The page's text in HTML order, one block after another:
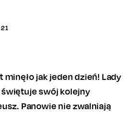
minęło jak jeden dzień! Lady
świętuje swój kolejny
Panowie nie zwalniają